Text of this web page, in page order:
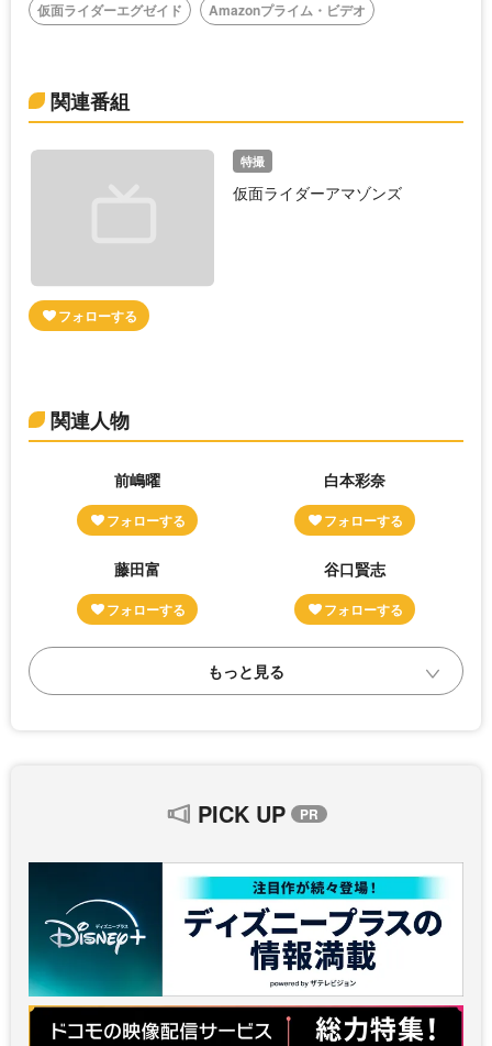
仮面ライダーエグゼイド Amazonプライム・ビデオ
関連番組
特撮
仮面ライダーアマゾンズ
関連人物
前嶋曜 白本彩奈
藤田富 谷口賢志
PICK UP